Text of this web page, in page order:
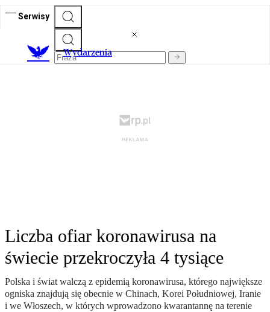
Serwisy
Wydarzenia
Liczba ofiar koronawirusa na
świecie przekroczyła 4 tysiące
Polska i świat walczą z epidemią koronawirusa, którego największe
ogniska znajdują się obecnie w Chinach, Korei Południowej, Iranie
i we Włoszech, w których wprowadzono kwarantannę na terenie